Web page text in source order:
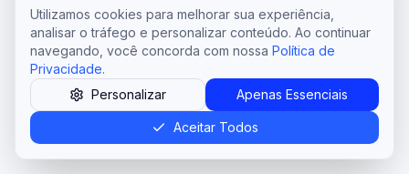
Utilizamos cookies para melhorar sua experiência,
analisar o tráfego e personalizar conteúdo. Ao continuar
navegando, você concorda com nossa Política de
Privacidade.
Personalizar
Apenas Essenciais
Aceitar Todos